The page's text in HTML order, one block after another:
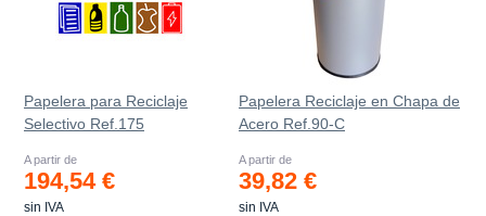
Papelera para Reciclaje
Selectivo Ref.175
A partir de
194,54 €
sin IVA
Papelera Reciclaje en Chapa de
Acero Ref.90-C
A partir de
39,82 €
sin IVA